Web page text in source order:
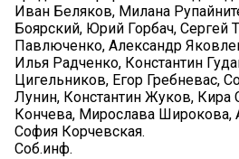
Иван Беляков, Милана
Боярский, Юрий Горбач, Сергей
Павлюченко, Александр
Илья Радченко, Константин
Цигельников, Егор Гребневас,
Лунин, Константин Жуков, Кира
Кончева, Мирослава Широкова,
София Корчевская.
Соб.инф.